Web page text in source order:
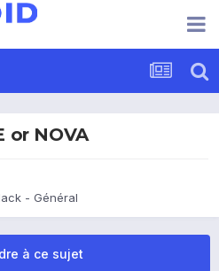
or NOVA
- Général
à ce sujet